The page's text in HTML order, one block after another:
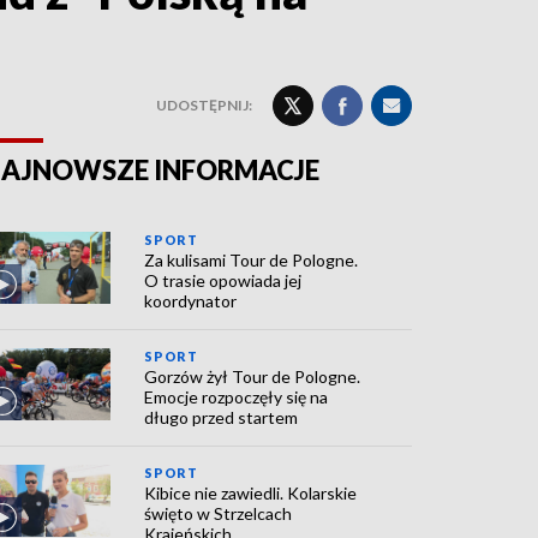
UDOSTĘPNIJ:
INFORMACJE
SPORT
Za kulisami Tour de Pologne.
O trasie opowiada jej
koordynator
SPORT
Gorzów żył Tour de Pologne.
Emocje rozpoczęły się na
długo przed startem
SPORT
Kibice nie zawiedli. Kolarskie
święto w Strzelcach
Krajeńskich